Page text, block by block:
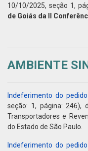
10/10/2025, seção 1,
de Goiás da II
AMBIENTE
Indeferimento do
seção: 1, página: 246),
Transportadores e
do Estado de São Paulo.
Indeferimento do